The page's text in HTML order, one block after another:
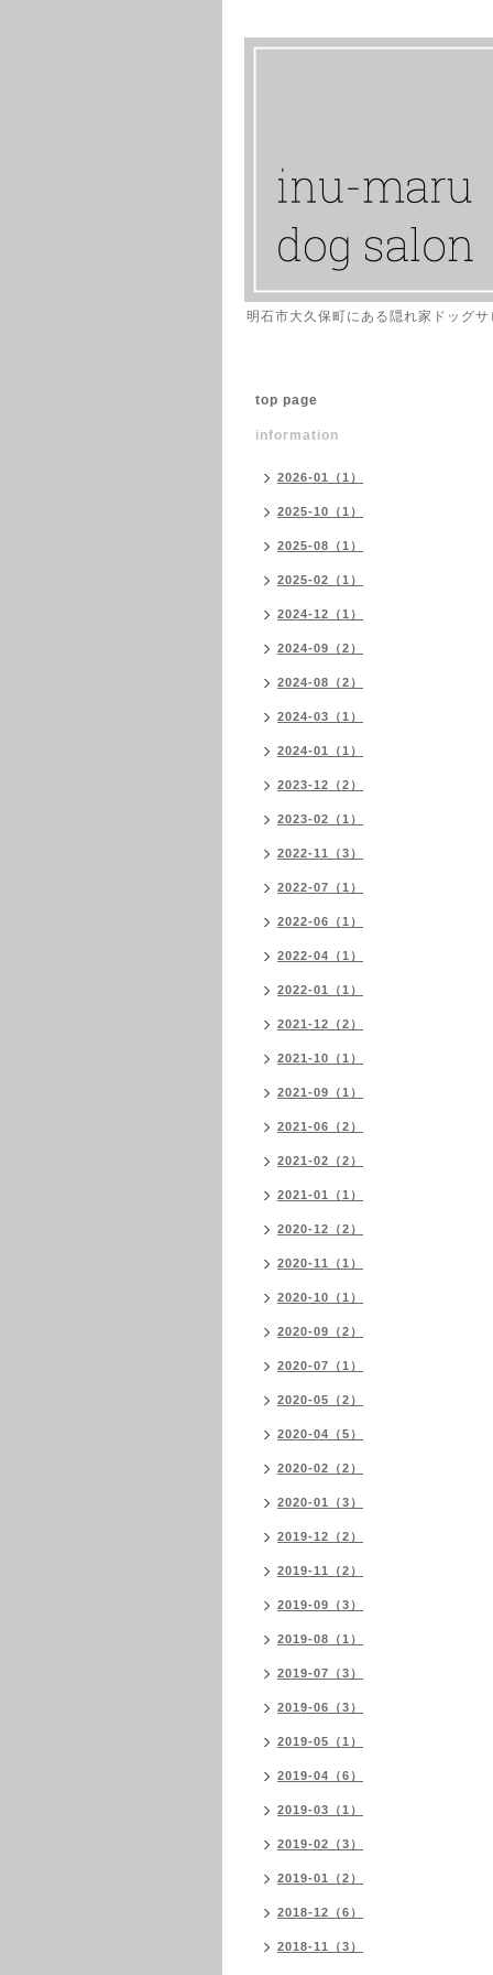
明石市大久保町にある隠れ家ドッグサ
top page
information
2026-01（1）
2025-10（1）
2025-08（1）
2025-02（1）
2024-12（1）
2024-09（2）
2024-08（2）
2024-03（1）
2024-01（1）
2023-12（2）
2023-02（1）
2022-11（3）
2022-07（1）
2022-06（1）
2022-04（1）
2022-01（1）
2021-12（2）
2021-10（1）
2021-09（1）
2021-06（2）
2021-02（2）
2021-01（1）
2020-12（2）
2020-11（1）
2020-10（1）
2020-09（2）
2020-07（1）
2020-05（2）
2020-04（5）
2020-02（2）
2020-01（3）
2019-12（2）
2019-11（2）
2019-09（3）
2019-08（1）
2019-07（3）
2019-06（3）
2019-05（1）
2019-04（6）
2019-03（1）
2019-02（3）
2019-01（2）
2018-12（6）
2018-11（3）